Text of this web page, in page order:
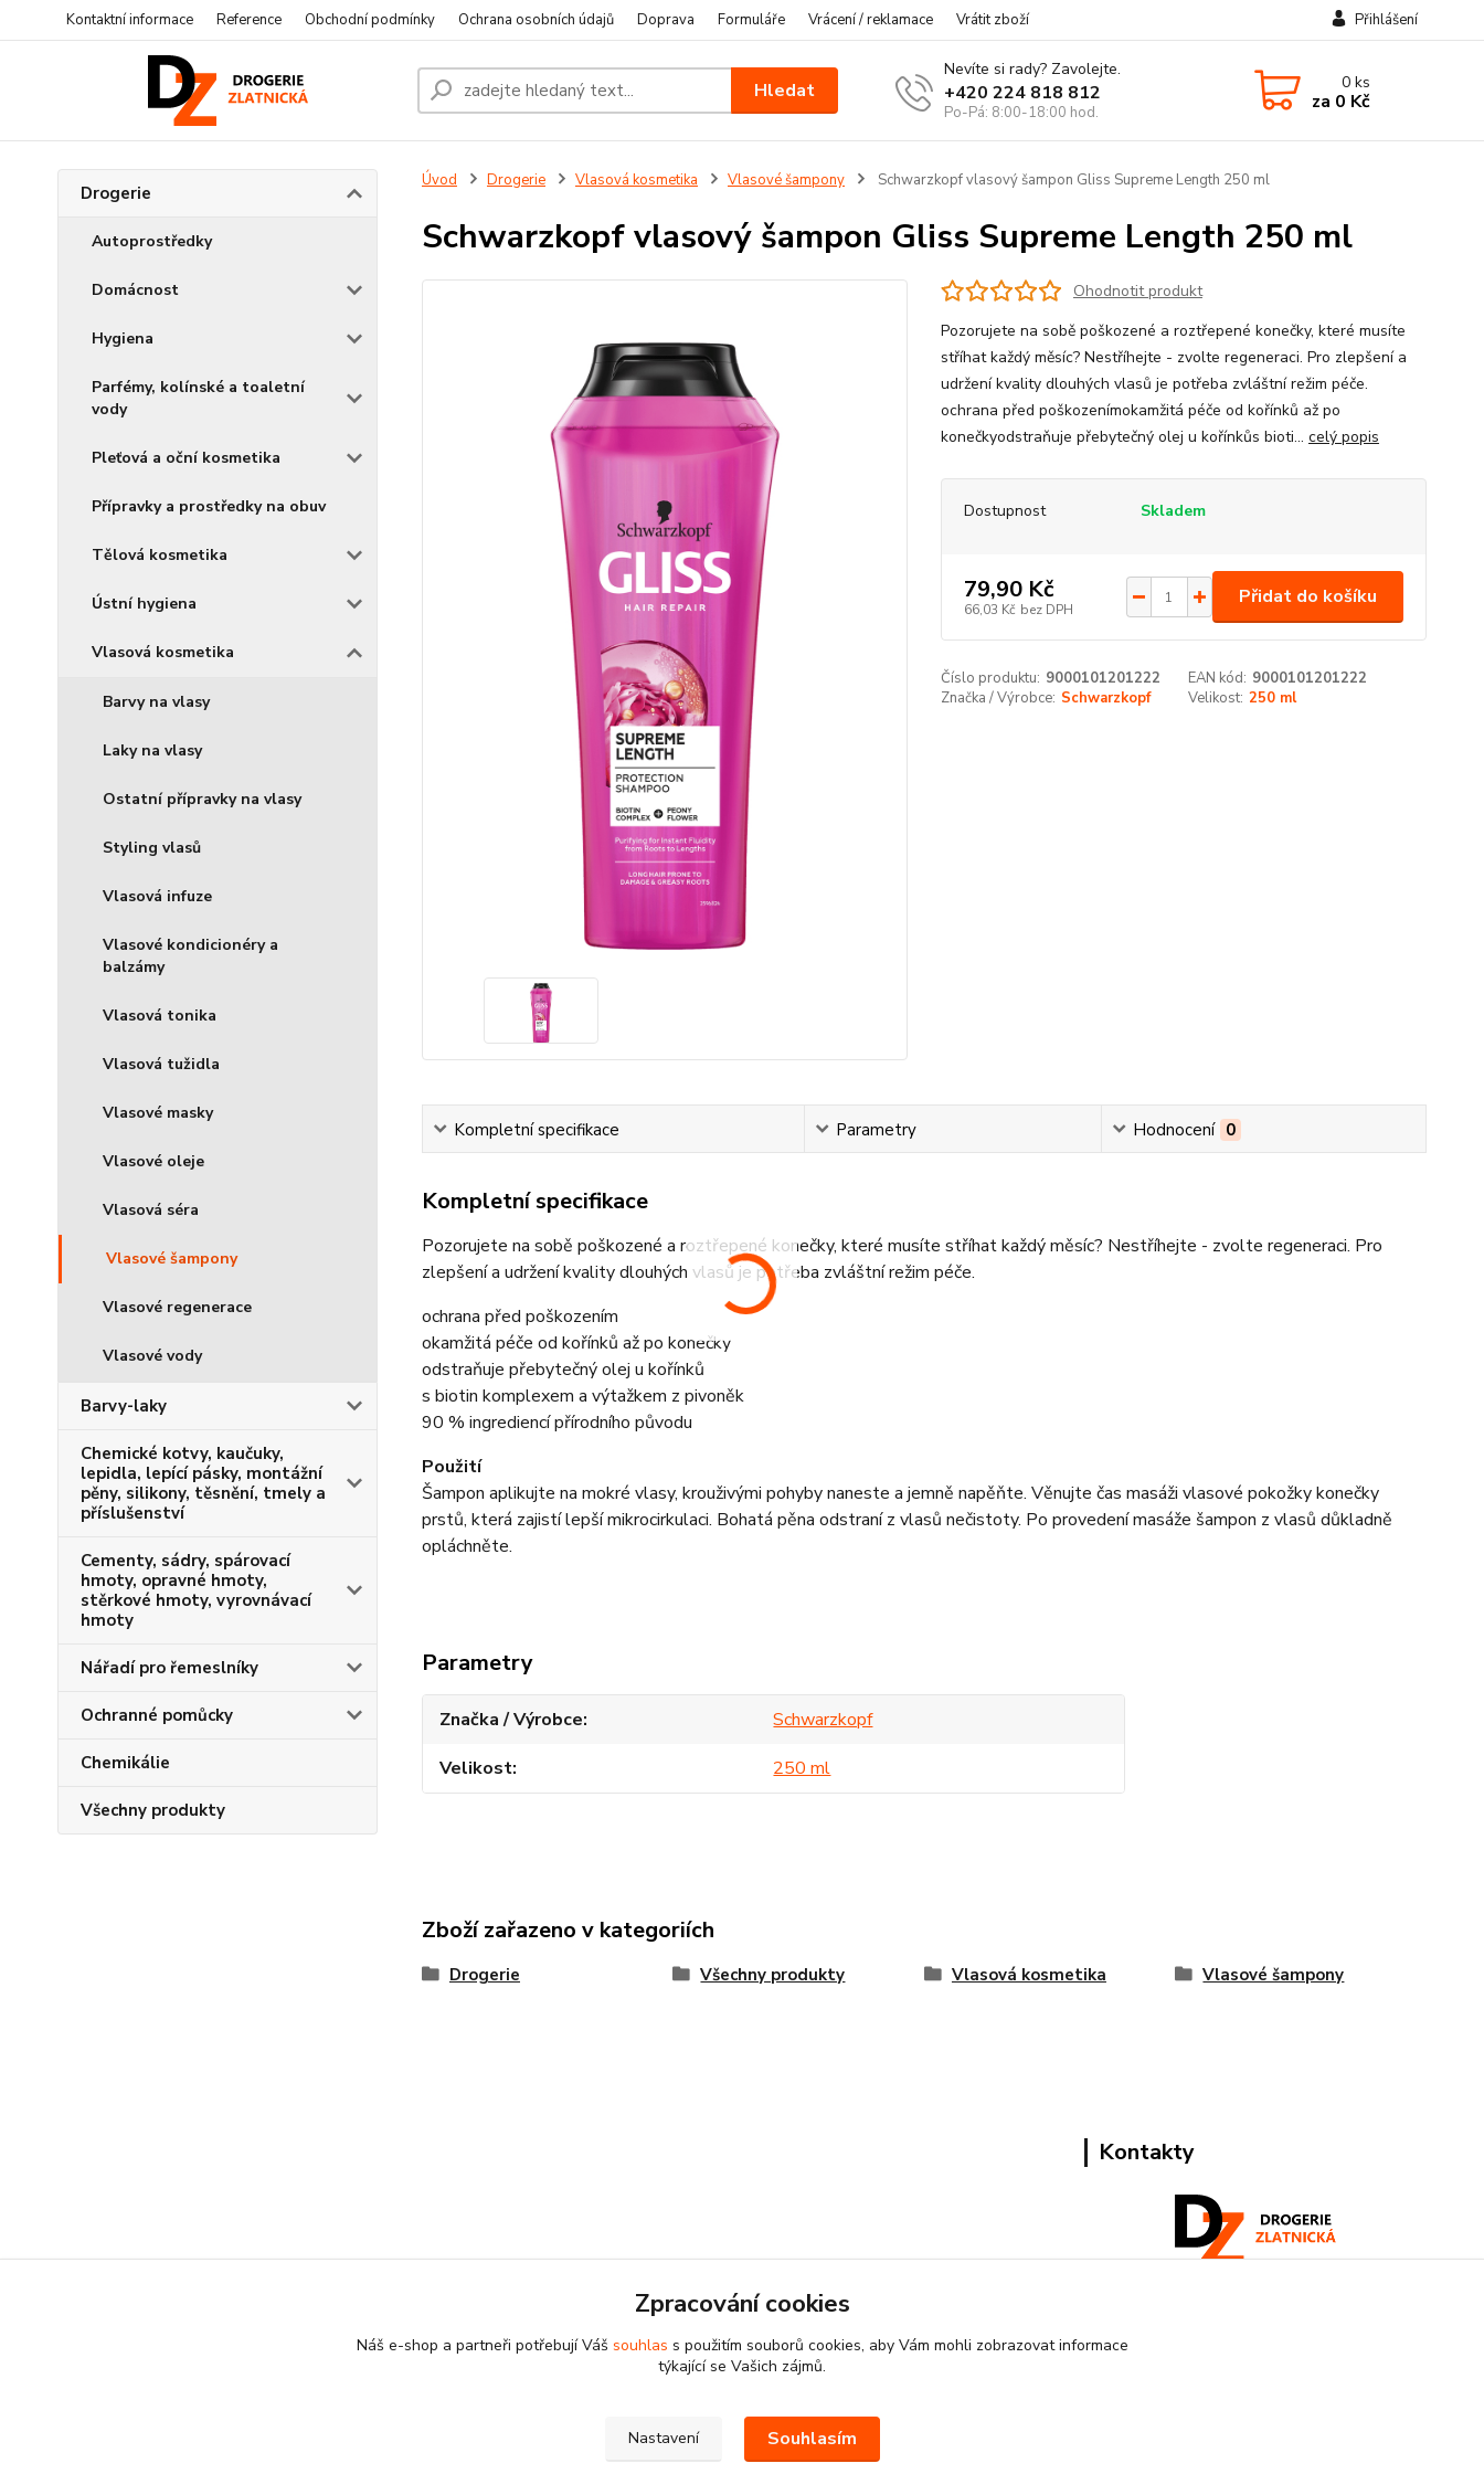
Kontaktní informace Reference Obchodní podmínky Ochrana osobních údajů Doprava Formuláře Vrácení / reklamace Vrátit zboží Přihlášení
Hledat
Nevíte si rady? Zavolejte.
+420 224 818 812
Po-Pá: 8:00-18:00 hod.
0ks
za 0 Kč
Drogerie
Autoprostředky
Domácnost
Hygiena
Parfémy, kolínské a toaletní
vody
Pleťová a oční kosmetika
Přípravky a prostředky na obuv
Tělová kosmetika
Ústní hygiena
Vlasová kosmetika
Barvy na vlasy
Laky na vlasy
Ostatní přípravky na vlasy
Styling vlasů
Vlasová infuze
Vlasové kondicionéry a
balzámy
Vlasová tonika
Vlasová tužidla
Vlasové masky
Vlasové oleje
Vlasová séra
Vlasové šampony
Vlasové regenerace
Vlasové vody
Barvy-laky
Chemické kotvy, kaučuky,
lepidla, lepící pásky, montážní
pěny, silikony, těsnění, tmely a
příslušenství
Cementy, sádry, spárovací
hmoty, opravné hmoty,
stěrkové hmoty, vyrovnávací
hmoty
Nářadí pro řemeslníky
Ochranné pomůcky
Chemikálie
Všechny produkty
Úvod Drogerie Vlasová kosmetika Vlasové šampony Schwarzkopf vlasový šampon Gliss Supreme Length 250 ml
Schwarzkopf vlasový šampon Gliss Supreme Length 250 ml
Ohodnotit produkt
Pozorujete na sobě poškozené a roztřepené konečky, které musíte
stříhat každý měsíc? Nestříhejte - zvolte regeneraci. Pro zlepšení a
udržení kvality dlouhých vlasů je potřeba zvláštní režim péče.
ochrana před poškozenímokamžitá péče od kořínků až po
konečkyodstraňuje přebytečný olej u kořínkůs bioti... celý popis
Dostupnost Skladem
79,90 Kč
66,03 Kč bez DPH
Přidat do košíku
Číslo produktu: 9000101201222 EAN kód: 9000101201222
Značka / Výrobce: Schwarzkopf Velikost: 250 ml
Kompletní specifikace Parametry Hodnocení 0
Kompletní specifikace
Pozorujete na sobě poškozené a roztřepené konečky, které musíte stříhat každý měsíc? Nestříhejte - zvolte regeneraci. Pro
zlepšení a udržení kvality dlouhých vlasů je potřeba zvláštní režim péče.
ochrana před poškozením
okamžitá péče od kořínků až po konečky
odstraňuje přebytečný olej u kořínků
s biotin komplexem a výtažkem z pivoněk
90 % ingrediencí přírodního původu
Použití
Šampon aplikujte na mokré vlasy, krouživými pohyby naneste a jemně napěňte. Věnujte čas masáži vlasové pokožky konečky
prstů, která zajistí lepší mikrocirkulaci. Bohatá pěna odstraní z vlasů nečistoty. Po provedení masáže šampon z vlasů důkladně
opláchněte.
Parametry
Značka / Výrobce
Schwarzkopf
Velikost
250 ml
Zboží zařazeno v kategoriích
Drogerie Všechny produkty Vlasová kosmetika Vlasové šampony
Kontakty
Zpracování cookies
Náš e-shop a partneři potřebují Váš souhlas s použitím souborů cookies, aby Vám mohli zobrazovat informace
týkající se Vašich zájmů.
Nastavení Souhlasím